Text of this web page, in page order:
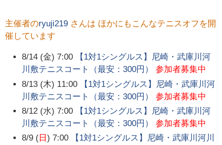
主催者のryuji219 さんは ほかにもこんなテニスオフを開
催しています
8/14 (金) 7:00
【1対1シングルス】尼崎・武庫川河
川敷テニスコート（最安：300円）
参加者募集中
8/13 (木) 11:00
【1対1シングルス】尼崎・武庫川河
川敷テニスコート（最安：300円）
参加者募集中
8/12 (水) 7:00
【1対1シングルス】尼崎・武庫川河
川敷テニスコート（最安：300円）
参加者募集中
8/9 ( 日) 7:00
【1対1シングルス】尼崎・武庫川河川